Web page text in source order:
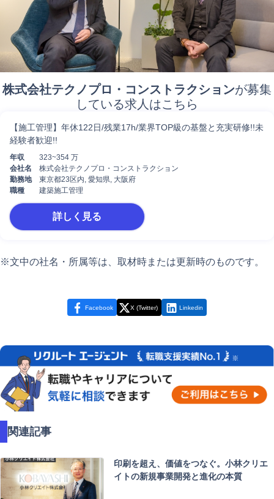
株式会社テクノプロ・コンストラクションが募集
している求人はこちら
【施工管理】年休122日/残業17h/業界TOP級の基盤と充実研修!!未
経験者歓迎!!
年収
323~354 万
会社名
株式会社テクノプロ・コンストラクション
勤務地
東京都23区内, 愛知県, 大阪府
職種
建築施工管理
詳しく見る
※文中の社名・所属等は、取材時または更新時のものです。
Facebook X (Twitter) Linkedin
関連記事
印刷を超え、価値をつなぐ。小林クリエ
イトの新規事業開発と進化の本質